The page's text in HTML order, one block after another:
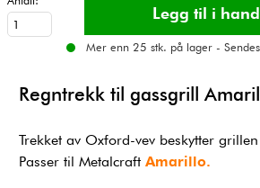
Mer enn 25 stk. på lager -
Regntrekk til gassgrill
Trekket av Oxford-vev beskytter
Passer til Metalcraft Amarillo.